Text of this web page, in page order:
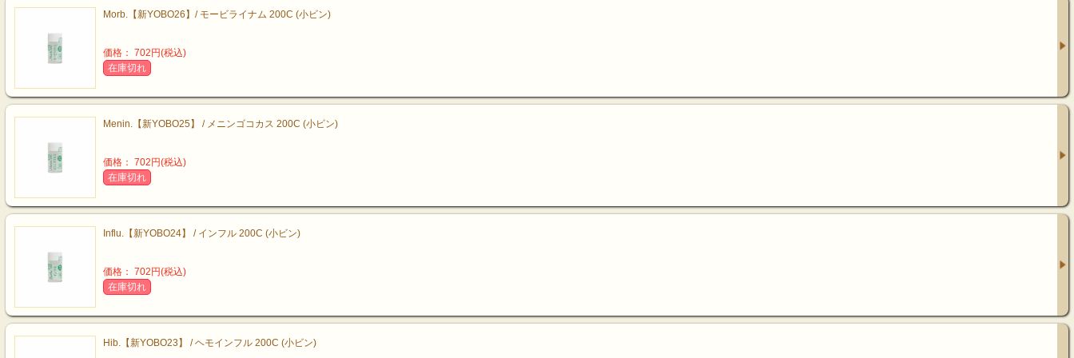
Morb.【新YOBO26】/ モービライナム 200C (小ビン)
価格： 702円(税込)
在庫切れ
Menin.【新YOBO25】 / メニンゴコカス 200C (小ビン)
価格： 702円(税込)
在庫切れ
Influ.【新YOBO24】 / インフル 200C (小ビン)
価格： 702円(税込)
在庫切れ
Hib.【新YOBO23】 / ヘモインフル 200C (小ビン)